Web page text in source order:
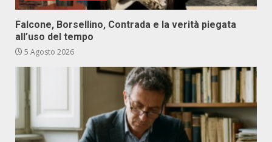
Falcone, Borsellino, Contrada e la verità piegata
all’uso del tempo
5 Agosto 2026